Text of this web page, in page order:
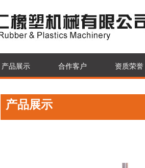
产品展示 合作客户 资质荣誉
产品展示